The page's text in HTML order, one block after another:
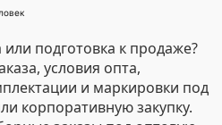
подготовка к продаже?
условия опта,
и маркировки под
корпоративную закупку.